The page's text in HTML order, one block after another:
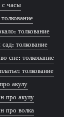
с часы
толкование
толкование
сне: толкование
толкование
акулу
про акулу
про волка